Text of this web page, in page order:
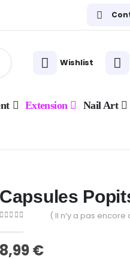
Wishlist
Extension Nail Art
Capsules
( Il n’y a pas encore
8,99€